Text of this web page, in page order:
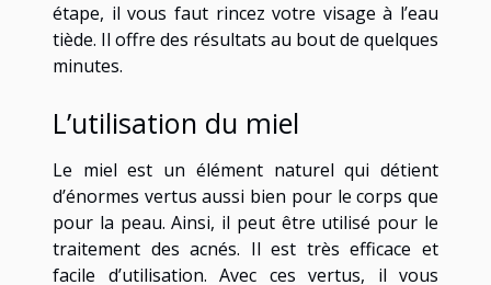
étape, il vous faut rincez votre visage à l’eau
tiède. Il offre des résultats au bout de quelques
minutes.
L’utilisation du miel
Le miel est un élément naturel qui détient
d’énormes vertus aussi bien pour le corps que
pour la peau. Ainsi, il peut être utilisé pour le
traitement des acnés. Il est très efficace et
facile d’utilisation. Avec ces vertus, il vous